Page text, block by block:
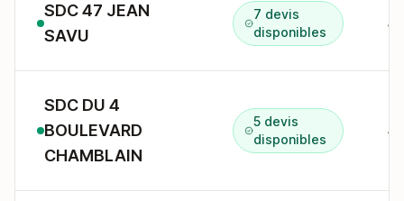
SDC 47 JEAN
SAVU
7 devis
disponibles
SDC DU 4
BOULEVARD
CHAMBLAIN
5 devis
disponibles
4